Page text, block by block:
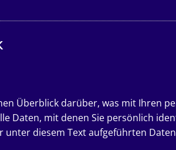
Überblick darüber, was mit Ihren
Daten, mit denen Sie persönlich
unter diesem Text aufgeführten